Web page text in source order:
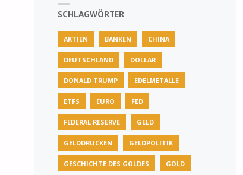
SCHLAGWÖRTER
AKTIEN BANKEN CHINA
DEUTSCHLAND DOLLAR
DONALD TRUMP EDELMETALLE
ETFS EURO FED
FEDERAL RESERVE GELD
GELDDRUCKEN GELDPOLITIK
GESCHICHTE DES GOLDES GOLD